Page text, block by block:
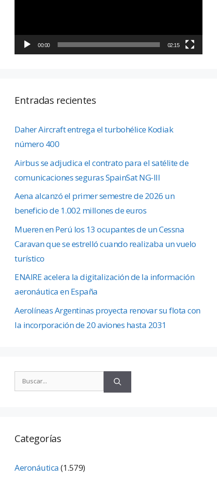
00:00 02:15
Entradas recientes
Daher Aircraft entrega el turbohélice Kodiak
número 400
Airbus se adjudica el contrato para el satélite de
comunicaciones seguras SpainSat NG-III
Aena alcanzó el primer semestre de 2026 un
beneficio de 1.002 millones de euros
Mueren en Perú los 13 ocupantes de un Cessna
Caravan que se estrelló cuando realizaba un vuelo
turístico
ENAIRE acelera la digitalización de la información
aeronáutica en España
Aerolíneas Argentinas proyecta renovar su flota con
la incorporación de 20 aviones hasta 2031
Categorías
Aeronáutica(1.579)